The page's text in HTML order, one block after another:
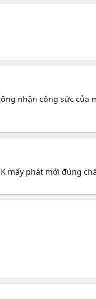
nhận công sức của
mấy phát mới đúng